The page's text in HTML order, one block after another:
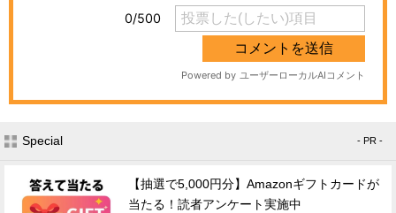
Special - PR -
【抽選で5,000円分】Amazonギフトカードが
当たる！読者アンケート実施中